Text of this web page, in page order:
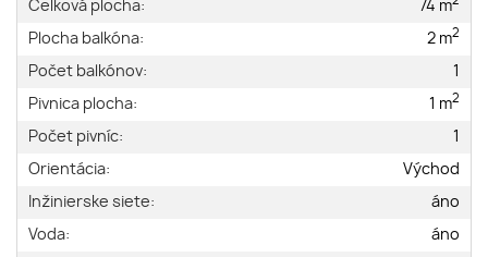
Celková plocha: 74 m
Plocha balkóna: 2 m2
Počet balkónov:
1
Pivnica plocha:
1 m2
Počet pivníc:
1
Orientácia:
Východ
Inžinierske siete:
áno
Voda:
áno